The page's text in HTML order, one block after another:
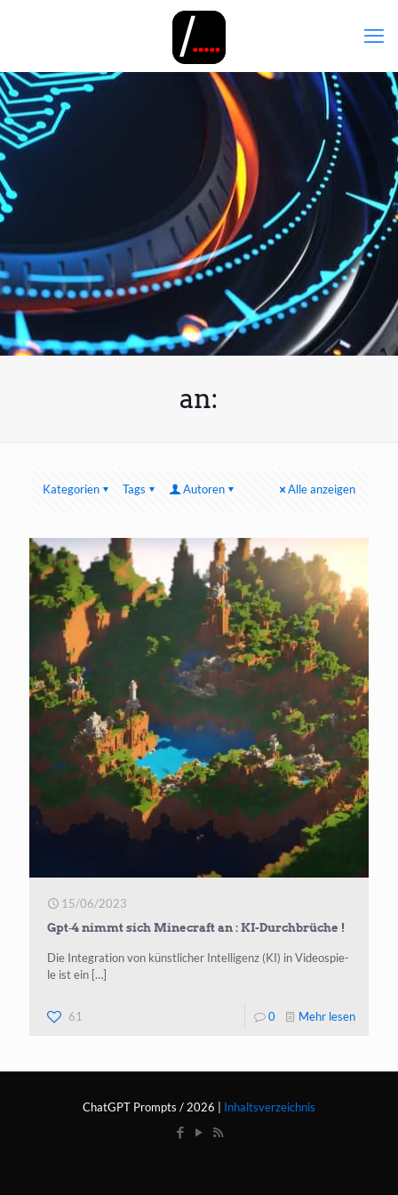
an:
Kategorien Tags Autoren Alle anzeigen
15/06/2023
Gpt‑4 nimmt sich Minecraft an : KI-Durchbrüche !
Die Inte­gra­ti­on von künst­li­cher Intel­li­genz (KI) in Video­spie­
le ist ein […]
61 0 Mehr lesen-
nimmt
ChatGPT Prompts / 2026 | Inhaltsverzeichnis